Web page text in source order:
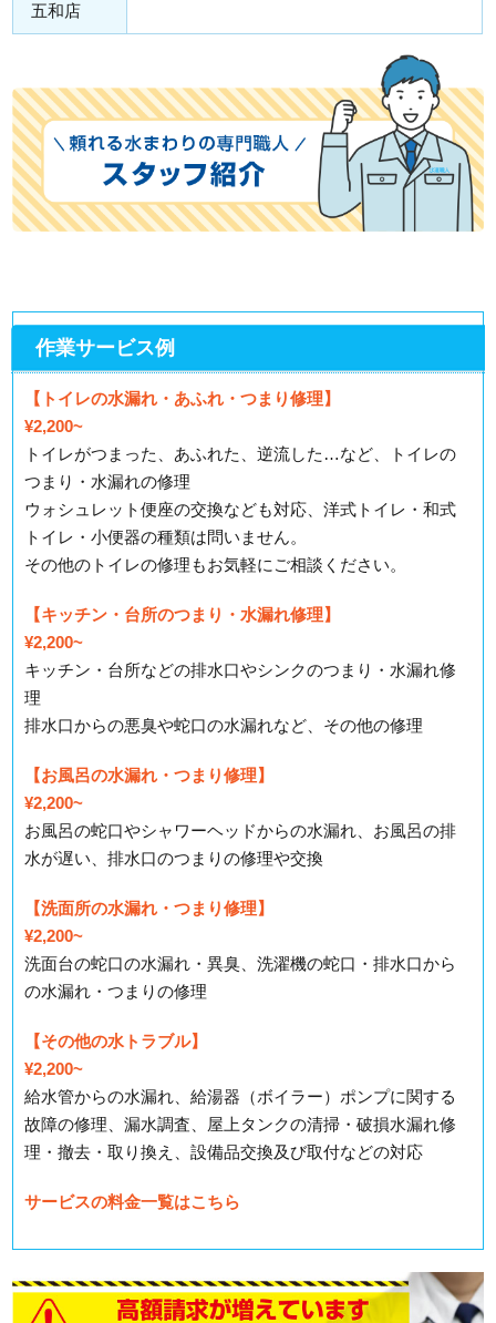
五和店
作業サービス例
【トイレの水漏れ・あふれ・つまり修理】
¥2,200~
トイレがつまった、あふれた、逆流した…など、トイレの
つまり・水漏れの修理
ウォシュレット便座の交換なども対応、洋式トイレ・和式
トイレ・小便器の種類は問いません。
その他のトイレの修理もお気軽にご相談ください。
【キッチン・台所のつまり・水漏れ修理】
¥2,200~
キッチン・台所などの排水口やシンクのつまり・水漏れ修
理
排水口からの悪臭や蛇口の水漏れなど、その他の修理
【お風呂の水漏れ・つまり修理】
¥2,200~
お風呂の蛇口やシャワーヘッドからの水漏れ、お風呂の排
水が遅い、排水口のつまりの修理や交換
【洗面所の水漏れ・つまり修理】
¥2,200~
洗面台の蛇口の水漏れ・異臭、洗濯機の蛇口・排水口から
の水漏れ・つまりの修理
【その他の水トラブル】
¥2,200~
給水管からの水漏れ、給湯器（ボイラー）ポンプに関する
故障の修理、漏水調査、屋上タンクの清掃・破損水漏れ修
理・撤去・取り換え、設備品交換及び取付などの対応
サービスの料金一覧はこちら